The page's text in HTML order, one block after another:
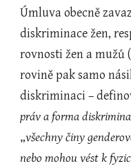
Úmluva obecně
diskriminace žen,
rovnosti žen a mužů
rovině pak samo
diskriminaci –
práv a forma
„všechny činy
nebo mohou vést k